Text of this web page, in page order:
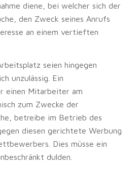
diene, bei welcher sich der
den Zweck seines Anrufs
an einem vertieften
seien hingegen
unzulässig. Ein
einen Mitarbeiter am
zum Zwecke der
betreibe im Betrieb des
diesen gerichtete Werbung
Dies müsse ein
dulden.